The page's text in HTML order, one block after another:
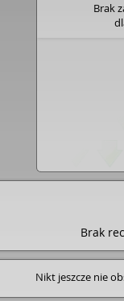
Brak
Brak
Nikt jeszcze nie